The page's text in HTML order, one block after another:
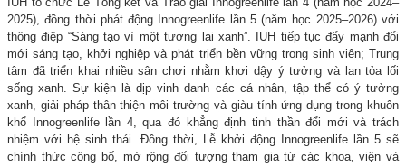
2025), đồng thời phát động Innogreenlife lần 5 (năm học 2025–2026) với
thông điệp “Sáng tạo vì một tương lai xanh”. IUH tiếp tục đẩy mạnh đổi
mới sáng tạo, khởi nghiệp và phát triển bền vững trong sinh viên; Trung
tâm đã triển khai nhiều sân chơi nhằm khơi dậy ý tưởng và lan tỏa lối
sống xanh. Sự kiện là dịp vinh danh các cá nhân, tập thể có ý tưởng
xanh, giải pháp thân thiện môi trường và giàu tính ứng dụng trong khuôn
khổ Innogreenlife lần 4, qua đó khẳng định tinh thần đổi mới và trách
nhiệm với hệ sinh thái. Đồng thời, Lễ khởi động Innogreenlife lần 5 sẽ
chính thức công bố, mở rộng đối tượng tham gia từ các khoa, viện và